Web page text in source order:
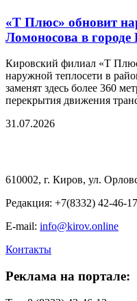
«Т Плюс» обновит
Ломоносова в городе
Кировский филиал «Т
наружной теплосети в
заменят здесь более 360
перекрытия движения
31.07.2026
610002, г. Киров, ул.
Редакция: +7(8332) 42-46-17
E-mail: info@kirov.online
Контакты
Реклама на портале: